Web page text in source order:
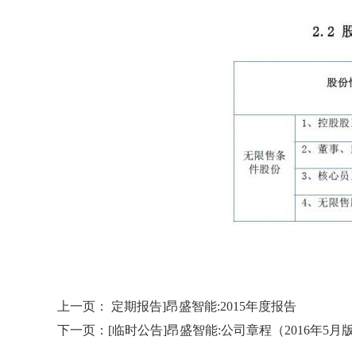
上一页：
定期报告]昂盛智能:2015年度报告
下一页： [临时公告]昂盛智能:公司章程（2016年5月版